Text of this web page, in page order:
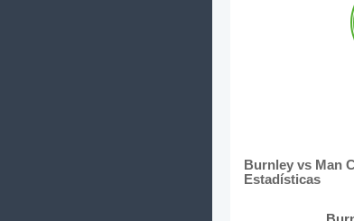
Burnley vs Man
Estadísticas